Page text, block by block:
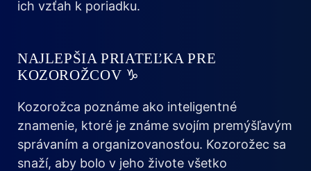
ich vzťah k poriadku.
NAJLEPŠIA PRIATEĽKA PRE
KOZOROŽCOV ♑
Kozorožca poznáme ako inteligentné
znamenie, ktoré je známe svojím premýšľavým
správaním a organizovanosťou. Kozorožec sa
snaží, aby bolo v jeho živote všetko